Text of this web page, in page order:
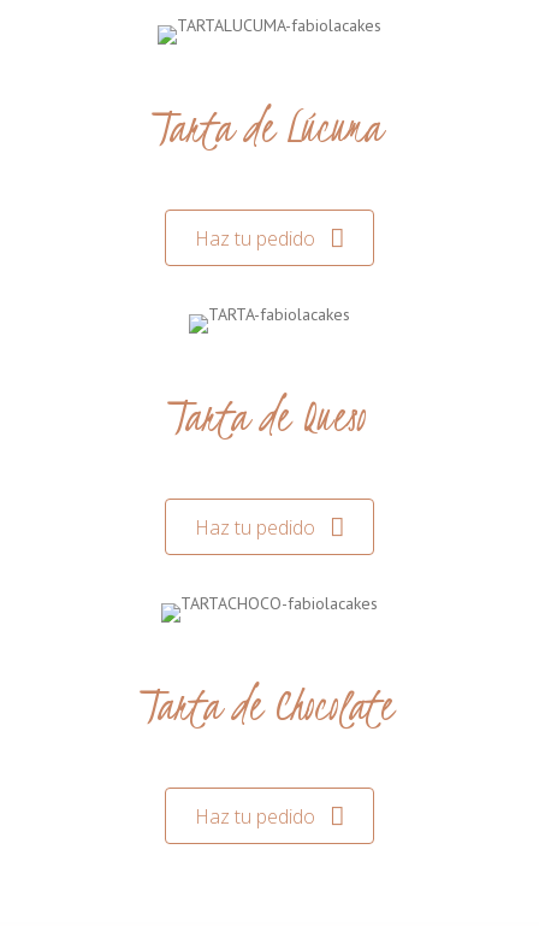
Tarta de Lúcuma
Haz tu pedido
Tarta de Queso
Haz tu pedido
Tarta de Chocolate
Haz tu pedido